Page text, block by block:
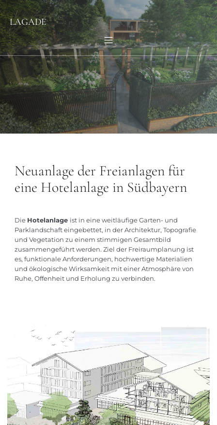
LAGADE
Neuanlage der Freianlagen für
eine Hotelanlage in Südbayern
Die Hotelanlage ist in eine weitläufige Garten- und
Parklandschaft eingebettet, in der Architektur, Topografie
und Vegetation zu einem stimmigen Gesamtbild
zusammengeführt werden. Ziel der Freiraumplanung ist
es, funktionale Anforderungen, hochwertige Materialien
und ökologische Wirksamkeit mit einer Atmosphäre von
Ruhe, Offenheit und Erholung zu verbinden.